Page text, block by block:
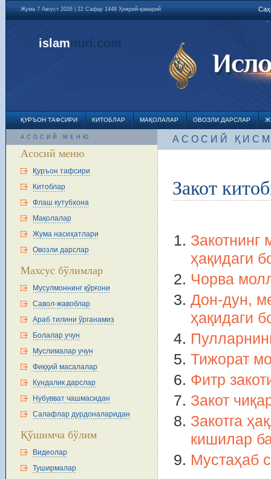
Жума 7 Август 2026 | 22 Сафар 1448 Ҳижрий-қамарий
islamnuri.com
ҚУРЪОН ТАФСИРИ КИТОБЛАР МАҚОЛАЛАР ОВОЗЛИ ДАРСЛАР
АСОСИЙ МЕНЮ
Асосий меню
Қуръон тафсири
Китоблар
Флаш кутубхона
Мақолалар
Жума насиҳатлари
Овозли дарслар
Махсус бўлимлар
Мусулмоннинг қўрғони
Савол-жавоблар
Араб тилини ўрганамиз
Болалар учун
Муслималар учун
Фиқҳий масалалар
Кундалик дарслар
Нубувват чашмасидан
Салафлар дурдоналаридан
Қўшимча бўлим
Видеолар
Туширмалар
АСОСИЙ
Закот
Закотнинг
ҳақидаги
Чорва
Дон-дун,
ҳақидаги
Тижорат
Фитр
Закот
Закотга
кишилар
Мустаҳаб